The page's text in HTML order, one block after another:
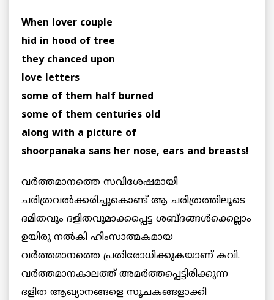
When lover couple
hid in hood of tree
they chanced upon
love letters
some of them half burned
some of them centuries old
along with a picture of
shoorpanaka sans her nose, ears and breasts!
വര്‍ത്തമാനത്തെ സവിശേഷമായി
ചരിത്രവല്‍ക്കരിച്ചുകൊണ്ട് ആ ചരിത്രത്തിലൂടെ
ദമിതവും ദളിതവുമാക്കപ്പെട്ട ശബ്ദങ്ങള്‍ക്കെല്ലാം
ഉയിരു നല്‍കി ഹിംസാത്മകമായ
വര്‍ത്തമാനത്തെ പ്രതിരോധിക്കുകയാണ് കവി.
വര്‍ത്തമാനകാലത്ത് അമര്‍ത്തപ്പെട്ടിരിക്കുന്ന
ദളിത ആഖ്യാനങ്ങളെ സൂചകങ്ങളാക്കി